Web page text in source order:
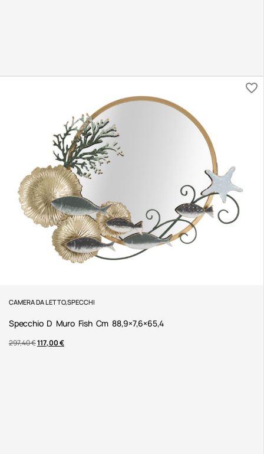
CAMERA DA LETTO,SPECCHI
Specchio D Muro Fish Cm 88,9×7,6×65,4
297,40€117,00€